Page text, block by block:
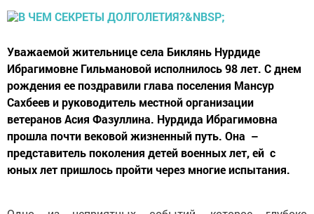
Уважаемой жительнице села Биклянь Нурдиде
Ибрагимовне Гильмановой исполнилось 98 лет. С днем
рождения ее поздравили глава поселения Мансур
Сахбеев и руководитель местной организации
ветеранов Асия Фазуллина. Нурдида Ибрагимовна
прошла почти вековой жизненный путь. Она –
представитель поколения детей военных лет, ей с
юных лет пришлось пройти через многие испытания.